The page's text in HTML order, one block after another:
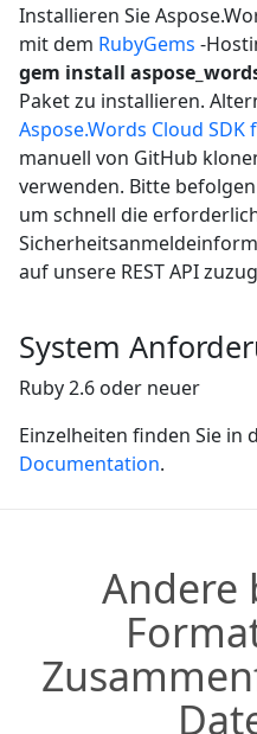
Installieren Sie
mit dem RubyGems -
gem install
Paket zu installieren.
Aspose.Words Cloud SDK
manuell von GitHub
verwenden. Bitte befolgen
um schnell die
auf unsere REST API
System
Ruby 2.6 oder neuer
Einzelheiten finden Sie in
Documentation.
Andere